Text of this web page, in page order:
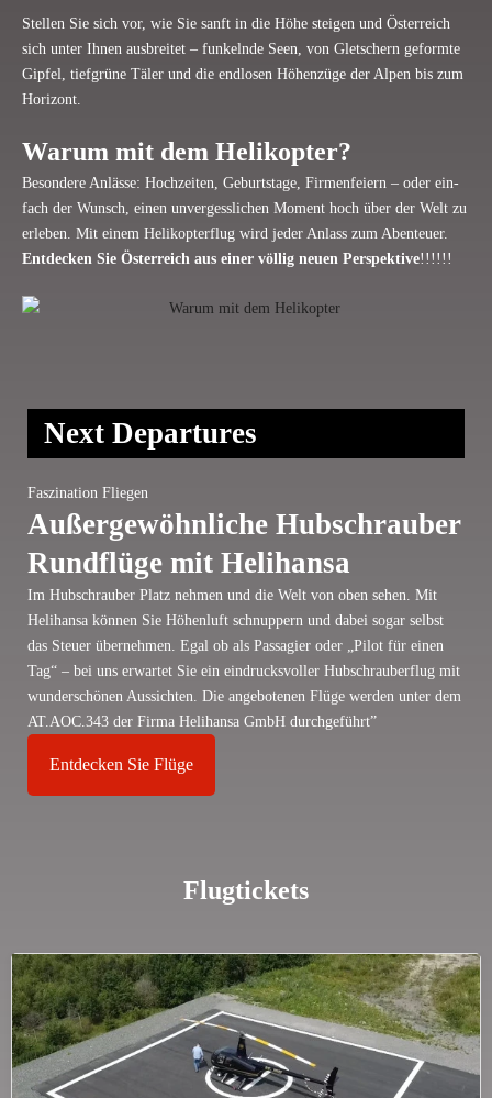
Stellen Sie sich vor, wie Sie sanft in die Höhe steigen und Öster­reich
sich unter Ihnen aus­breitet – fun­kelnde Seen, von Glet­schern geformte
Gipfel, tief­grüne Täler und die end­losen Höhen­züge der Alpen bis zum
Horizont.
Warum mit dem Helikopter?
Beson­dere Anlässe: Hoch­zeiten, Geburts­tage, Fir­men­feiern – oder ein­
fach der Wunsch, einen unver­gess­li­chen Moment hoch über der Welt zu
erleben. Mit einem Heli­ko­pter­flug wird jeder Anlass zum Abenteuer.
Ent­de­cken Sie Öster­reich aus einer völlig neuen Per­spek­tive!!! !!!
Next Depar­tures
Fas­zi­na­tion Fliegen
Außer­ge­wöhn­liche Hub­schrauber
Rund­flüge mit Helihansa
Im Hub­schrauber Platz nehmen und die Welt von oben sehen. Mit
Helih­ansa können Sie Höhen­luft schnup­pern und dabei sogar selbst
das Steuer über­nehmen. Egal ob als Pas­sa­gier oder „Pilot für einen
Tag“ – bei uns erwartet Sie ein ein­drucks­voller Hub­schrau­ber­flug mit
wun­der­schönen Aus­sichten. Die ange­bo­tenen Flüge werden unter dem
AT.AOC.343 der Firma Helih­ansa GmbH durchgeführt”
Ent­de­cken Sie Flüge
Flug­ti­ckets